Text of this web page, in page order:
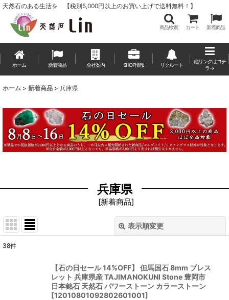
天然石のある生活を 【税別5,000円以上のお買い上げで送料無料！】
商品検索 カート 新着商品
ホーム 新着商品 会社案内 SHOP情報 リクルート
他リンクはコチ
ラ→
ホーム > 新着商品 > 兵庫県
兵庫県
[新着商品]
表示順変更
38件
【石の日セール 14%OFF】 但馬国石 8mm ブレス
レット 兵庫県産 TAJIMANOKUNI Stone 豊岡市
日本銘石 天然石 パワーストーン カラーストーン
[12010801092802601001]